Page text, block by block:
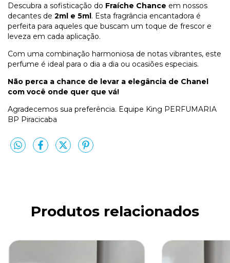
Descubra a sofisticação do Fraíche Chance em nossos
decantes de 2ml e 5ml. Esta fragrância encantadora é
perfeita para aqueles que buscam um toque de frescor e
leveza em cada aplicação.
Com uma combinação harmoniosa de notas vibrantes, este
perfume é ideal para o dia a dia ou ocasiões especiais.
Não perca a chance de levar a elegância de Chanel
com você onde quer que vá!
Agradecemos sua preferência. Equipe King PERFUMARIA
BP Piracicaba
Produtos relacionados